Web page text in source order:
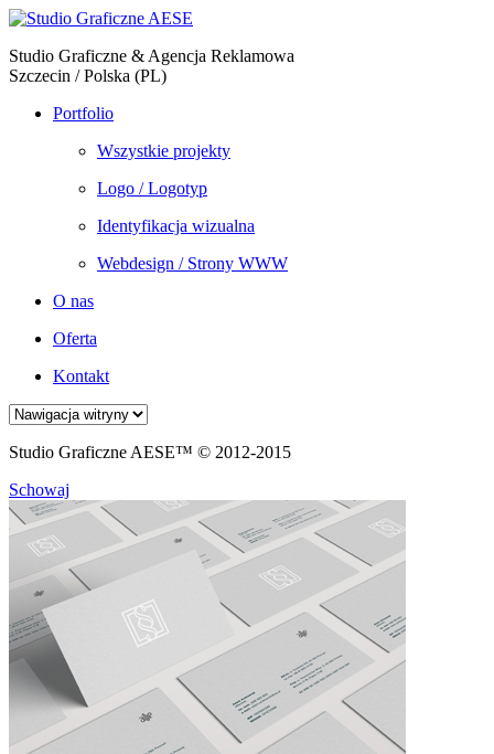
Studio Graficzne & Agencja Reklamowa
Szczecin / Polska (PL)
Portfolio
Wszystkie projekty
Logo / Logotyp
Identyfikacja wizualna
Webdesign / Strony WWW
O nas
Oferta
Kontakt
Studio Graficzne AESE™ © 2012-2015
Schowaj